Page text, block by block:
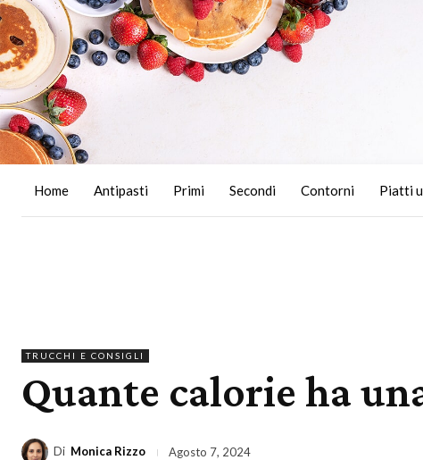
Home Antipasti Primi Secondi Contorni Piatti
TRUCCHI E CONSIGLI
Quante calorie ha
Di Monica Rizzo Agosto 7, 2024